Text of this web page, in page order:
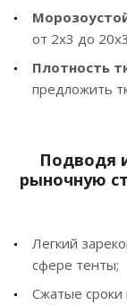
от 2х3 до
Плотность
предложить
Подводя
рыночную
Легкий
сфере тенты;
Сжатые сроки